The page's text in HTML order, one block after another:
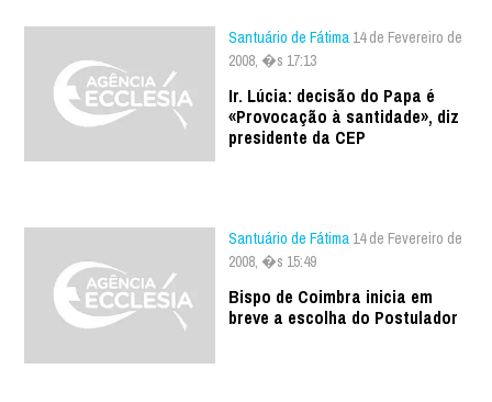
Santuário de Fátima 14 de Fevereiro de
2008, �s 17:13
Ir. Lúcia: decisão do Papa é
«Provocação à santidade», diz
presidente da CEP
Santuário de Fátima 14 de Fevereiro de
2008, �s 15:49
Bispo de Coimbra inicia em
breve a escolha do Postulador